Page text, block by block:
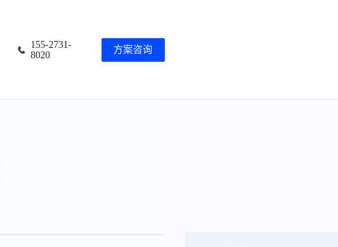
155-2731-
8020
方案咨询